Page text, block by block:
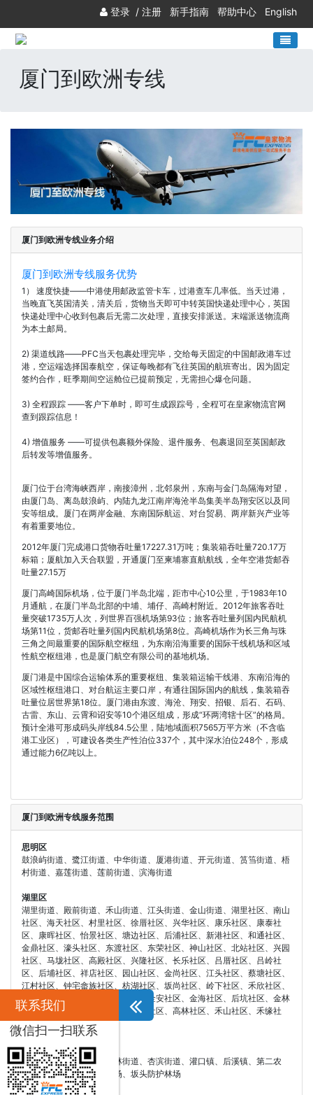
登录 / 注册 新手指南 帮助中心 English
厦门到欧洲专线
厦门到欧洲专线业务介绍
厦门到欧洲专线服务优势
1） 速度快捷——中港使用邮政监管卡车，过港查车几率低。当天过港，
当晚直飞英国清关，清关后，货物当天即可中转英国快递处理中心，英国
快递处理中心收到包裹后无需二次处理，直接安排派送。末端派送物流商
为本土邮局。
2) 渠道线路——PFC当天包裹处理完毕，交给每天固定的中国邮政港车过
港，空运端选择国泰航空，保证每晚都有飞往英国的航班寄出。因为固定
签约合作，旺季期间空运舱位已提前预定，无需担心爆仓问题。
3) 全程跟踪 ——客户下单时，即可生成跟踪号，全程可在皇家物流官网
查到跟踪信息！
4) 增值服务 ——可提供包裹额外保险、退件服务、包裹退回至英国邮政
后转发等增值服务。
厦门位于台湾海峡西岸，南接漳州，北邻泉州，东南与金门岛隔海对望，
由厦门岛、离岛鼓浪屿、内陆九龙江南岸海沧半岛集美半岛翔安区以及同
安等组成。厦门在两岸金融、东南国际航运、对台贸易、两岸新兴产业等
有着重要地位。
2012年厦门完成港口货物吞吐量17227.31万吨；集装箱吞吐量720.17万
标箱；厦航加入天合联盟，开通厦门至柬埔寨直航航线，全年空港货邮吞
吐量27.15万
厦门高崎国际机场，位于厦门半岛北端，距市中心10公里，于1983年10
月通航，在厦门半岛北部的中埔、埔仔、高崎村附近。2012年旅客吞吐
量突破1735万人次，列世界百强机场第93位；旅客吞吐量列国内民航机
场第11位，货邮吞吐量列国内民航机场第8位。高崎机场作为长三角与珠
三角之间最重要的国际航空枢纽，为东南沿海重要的国际干线机场和区域
性航空枢纽港，也是厦门航空有限公司的基地机场。
厦门港是中国综合运输体系的重要枢纽、集装箱运输干线港、东南沿海的
区域性枢纽港口、对台航运主要口岸，有通往国际国内的航线，集装箱吞
吐量位居世界第18位。厦门港由东渡、海沧、翔安、招银、后石、石码、
古雷、东山、云霄和诏安等10个港区组成，形成“环两湾辖十区”的格局。
预计全港可形成码头岸线84.5公里，陆地域面积7565万平方米（不含临
港工业区），可建设各类生产性泊位337个，其中深水泊位248个，形成
通过能力6亿吨以上。
厦门到欧洲专线服务范围
思明区
鼓浪屿街道、鹭江街道、中华街道、厦港街道、开元街道、筼筜街道、梧
村街道、嘉莲街道、莲前街道、滨海街道
湖里区
湖里街道、殿前街道、禾山街道、江头街道、金山街道、湖里社区、南山
社区、海天社区、村里社区、徐厝社区、兴华社区、康乐社区、康泰社
区、康晖社区、怡景社区、塘边社区、后浦社区、新港社区、和通社区、
金鼎社区、濠头社区、东渡社区、东荣社区、神山社区、北站社区、兴园
社区、马垅社区、高殿社区、兴隆社区、长乐社区、吕厝社区、吕岭社
区、后埔社区、祥店社区、园山社区、金尚社区、江头社区、蔡塘社区、
江村社区、钟宅畲族社区、枋湖社区、坂尚社区、岭下社区、禾欣社区、
禾盛社区、围里社区、金山社区、金安社区、金海社区、后坑社区、金林
社区、金湖社区、五通社区、湖边社区、高林社区、禾山社区、禾缘社
区、五缘湾北社区
集美区
集美街道、侨英街道、杏林街道、杏滨街道、灌口镇、后溪镇、第二农
场、天马种猪场、华侨农场、坂头防护林场
联系我们
微信扫一扫联系